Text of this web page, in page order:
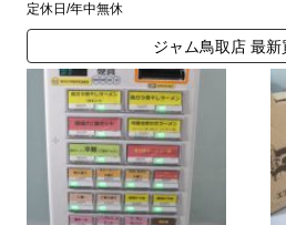
定休日/年中無休
ジャム鳥取店 最新